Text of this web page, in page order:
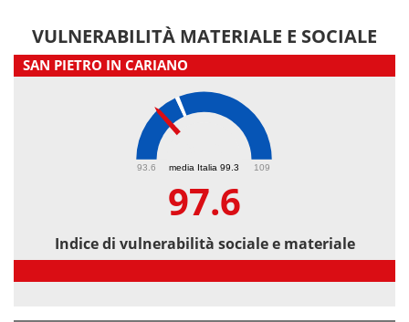
VULNERABILITÀ MATERIALE E SOCIALE
SAN PIETRO IN CARIANO
media Italia 99.3
93.6 109
97.6
Indice di vulnerabilità sociale e materiale